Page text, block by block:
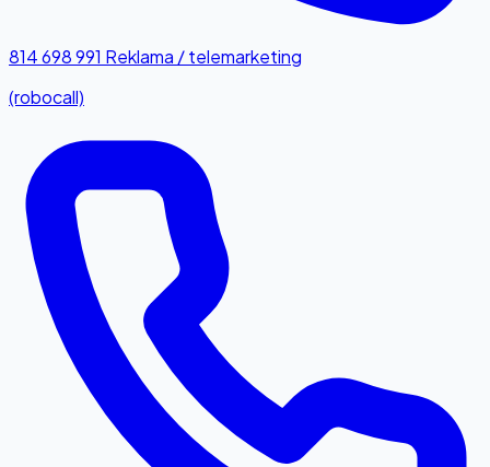
814 698 991 Reklama / telemarketing
(robocall)